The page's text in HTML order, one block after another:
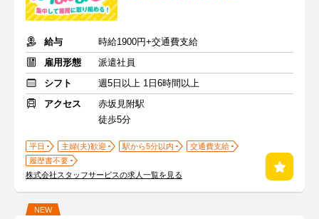
給与
時給1900円+交通費支給
雇用形態
派遣社員
シフト
週5日以上 1日6時間以上
アクセス
赤坂見附駅
徒歩5分
平日 主婦(夫)歓迎 駅から5分以内
交通費支給
履歴書不要
株式会社スタッフサービスの求人一覧を見る
NEW